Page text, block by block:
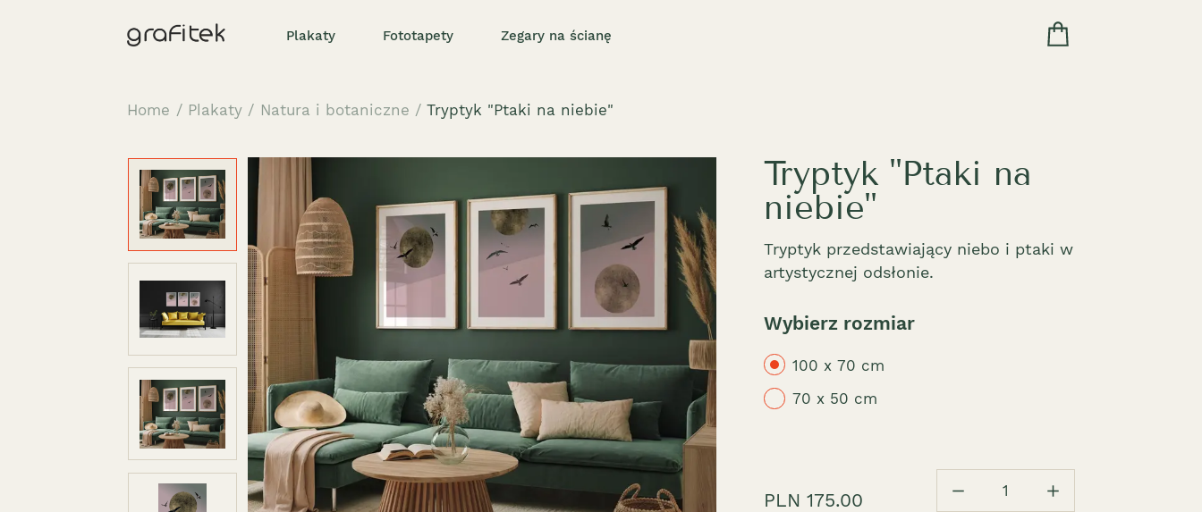
Plakaty Fototapety Zegary na ścianę
Home / Plakaty / Natura i botaniczne / Tryptyk "Ptaki na niebie"
Tryptyk "Ptaki na
niebie"
Tryptyk przedstawiający niebo i ptaki w
artystycznej odsłonie.
Wybierz rozmiar
100 x 70 cm
70 x 50 cm
PLN 175.00 1